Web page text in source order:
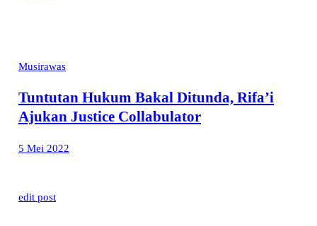
Musirawas
Tuntutan Hukum Bakal Ditunda, Rifa’i
Ajukan Justice Collabulator
5 Mei 2022
edit post